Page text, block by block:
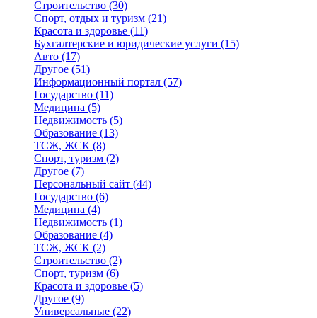
Строительство (30)
Спорт, отдых и туризм (21)
Красота и здоровье (11)
Бухгалтерские и юридические услуги (15)
Авто (17)
Другое (51)
Информационный портал (57)
Государство (11)
Медицина (5)
Недвижимость (5)
Образование (13)
ТСЖ, ЖСК (8)
Спорт, туризм (2)
Другое (7)
Персональный сайт (44)
Государство (6)
Медицина (4)
Недвижимость (1)
Образование (4)
ТСЖ, ЖСК (2)
Строительство (2)
Спорт, туризм (6)
Красота и здоровье (5)
Другое (9)
Универсальные (22)